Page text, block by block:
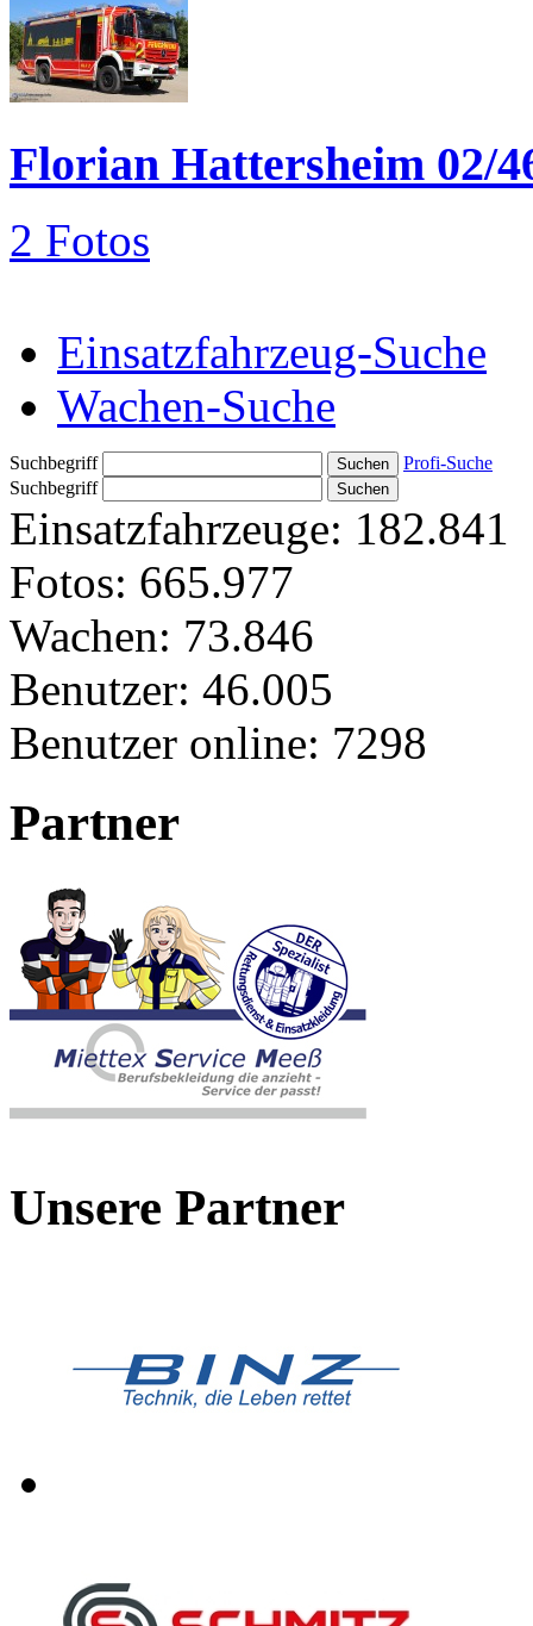
Florian Hattersheim 02/
2 Fotos
Einsatzfahrzeug-Suche
Wachen-Suche
Suchbegriff
Profi-Suche
Suchbegriff
Einsatzfahrzeuge: 182.841
Fotos: 665.977
Wachen: 73.846
Benutzer: 46.005
Benutzer online: 7298
Partner
Unsere Partner